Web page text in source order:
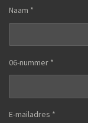
Naam *
06-nummer *
E-mailadres *